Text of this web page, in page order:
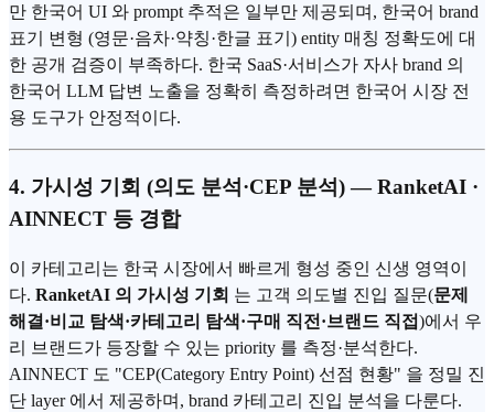
만 한국어 UI 와 prompt 추적은 일부만 제공되며, 한국어 brand
표기 변형 (영문·음차·약칭·한글 표기) entity 매칭 정확도에 대
한 공개 검증이 부족하다. 한국 SaaS·서비스가 자사 brand 의
한국어 LLM 답변 노출을 정확히 측정하려면 한국어 시장 전
용 도구가 안정적이다.
4. 가시성 기회 (의도 분석·CEP 분석) — RanketAI ·
AINNECT 등 경합
이 카테고리는 한국 시장에서 빠르게 형성 중인 신생 영역이
다. RanketAI 의 가시성 기회 는 고객 의도별 진입 질문(문제
해결·비교 탐색·카테고리 탐색·구매 직전·브랜드 직접)에서 우
리 브랜드가 등장할 수 있는 priority 를 측정·분석한다.
AINNECT 도 "CEP(Category Entry Point) 선점 현황" 을 정밀 진
단 layer 에서 제공하며, brand 카테고리 진입 분석을 다룬다.